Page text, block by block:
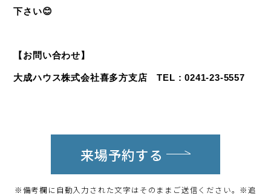
下さい😊
【お問い合わせ】
大成ハウス株式会社喜多方支店 TEL : 0241-23-5557
来場予約する
※備考欄に自動入力された文字はそのままご送信ください。※追